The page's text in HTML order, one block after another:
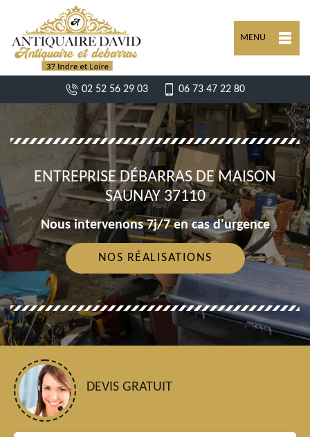
MENU
02 52 56 29 03 06 73 47 22 80
ENTREPRISE DÉBARRAS DE MAISON
SAUNAY 37110
Nous intervenons 7j/7 en cas d'urgence
NOS RÉALISATIONS
DEVIS GRATUIT